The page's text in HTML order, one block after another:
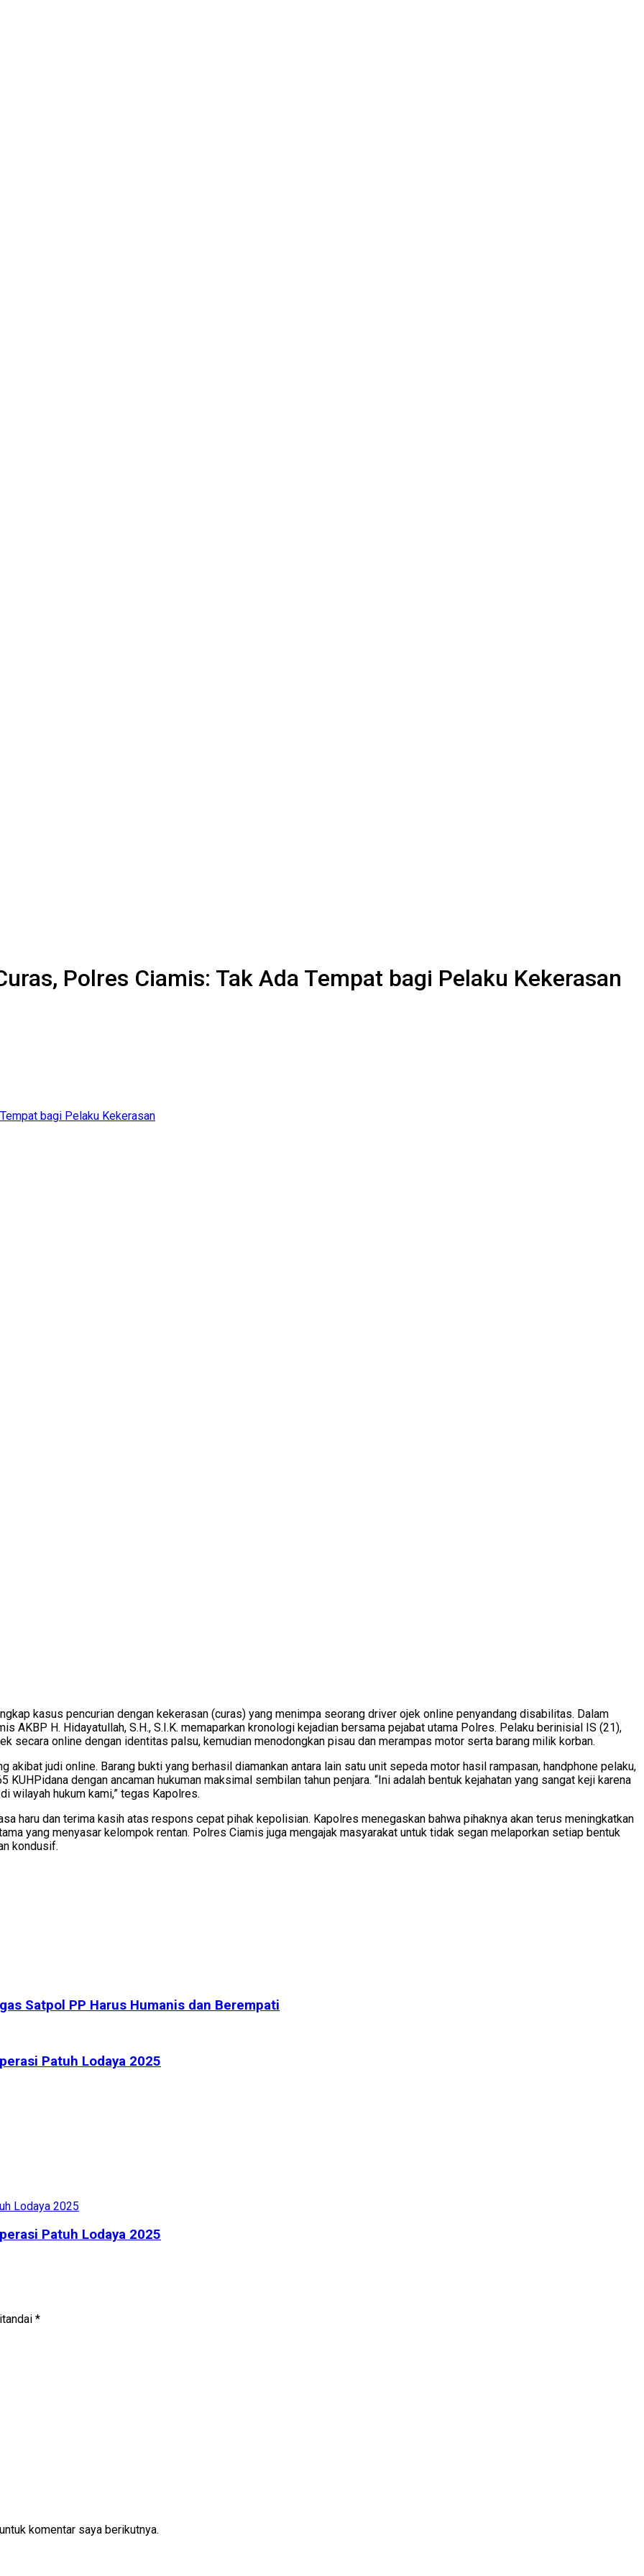
Polres Ciamis: Tak Ada Tempat bagi Pelaku Kekerasan
kasus pencurian dengan kekerasan (curas) yang menimpa seorang driver ojek online penyandang disabilitas. Dalam
H. Hidayatullah, S.H., S.I.K. memaparkan kronologi kejadian bersama pejabat utama Polres. Pelaku berinisial IS (21),
secara online dengan identitas palsu, kemudian menodongkan pisau dan merampas motor serta barang milik korban.
judi online. Barang bukti yang berhasil diamankan antara lain satu unit sepeda motor hasil rampasan, handphone pelaku,
dengan ancaman hukuman maksimal sembilan tahun penjara. “Ini adalah bentuk kejahatan yang sangat keji karena
wilayah hukum kami,” tegas Kapolres.
haru dan terima kasih atas respons cepat pihak kepolisian. Kapolres menegaskan bahwa pihaknya akan terus meningkatkan
yang menyasar kelompok rentan. Polres Ciamis juga mengajak masyarakat untuk tidak segan melaporkan setiap bentuk
kondusif.
Satpol PP Harus Humanis dan Berempati
Patuh Lodaya 2025
Patuh Lodaya 2025
*
komentar saya berikutnya.